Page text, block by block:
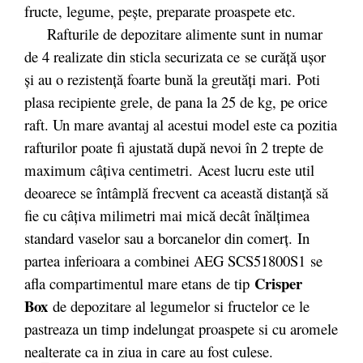
fructe, legume, pește, preparate proaspete etc.
Rafturile de depozitare alimente sunt in numar
de 4 realizate din sticla securizata ce se curăță ușor
și au o rezistență foarte bună la greutăți mari. Poti
plasa recipiente grele, de pana la 25 de kg, pe orice
raft. Un mare avantaj al acestui model este ca pozitia
rafturilor poate fi ajustată după nevoi în 2 trepte de
maximum câţiva centimetri. Acest lucru este util
deoarece se întâmplă frecvent ca această distanţă să
fie cu câţiva milimetri mai mică decât înălţimea
standard vaselor sau a borcanelor din comerţ. In
partea inferioara a combinei AEG SCS51800S1 se
afla compartimentul mare etans de tip Crisper
Box de depozitare al legumelor si fructelor ce le
pastreaza un timp indelungat proaspete si cu aromele
nealterate ca in ziua in care au fost culese.